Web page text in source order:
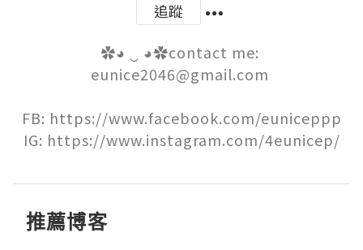
追蹤
✿◕ ‿ ◕✿contact me:
eunice2046@gmail.com
FB: https://www.facebook.com/euniceppp
IG: https://www.instagram.com/4eunicep/
推薦博客